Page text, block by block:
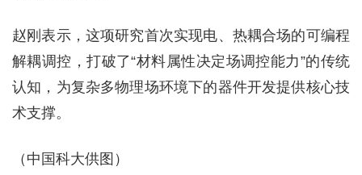
赵刚表示，这项研究首次实现电、热耦合场的可编程
解耦调控，打破了“材料属性决定场调控能力”的传统
认知，为复杂多物理场环境下的器件开发提供核心技
术支撑。
（中国科大供图）